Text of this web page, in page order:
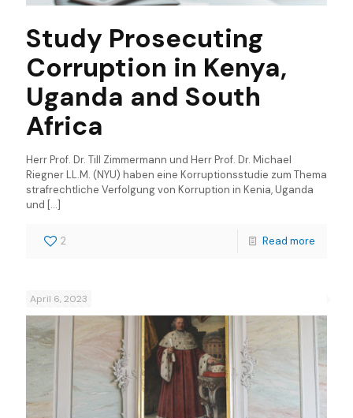
Study Prosecuting
Corruption in Kenya,
Uganda and South
Africa
Herr Prof. Dr. Till Zimmermann und Herr Prof. Dr. Michael
Riegner LL.M. (NYU) haben eine Korruptionsstudie zum Thema
strafrechtliche Verfolgung von Korruption in Kenia, Uganda
und […]
2 Read more
April 6, 2023